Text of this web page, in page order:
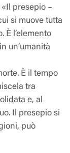
presepio –
si muove tutta
È l’elemento
un’umanità
È il tempo
tra
e, al
Il presepio si
può